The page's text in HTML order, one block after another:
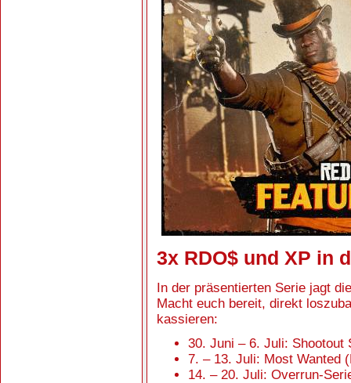
3x RDO$ und XP in
In der präsentierten Serie jagt
Macht euch bereit, direkt
kassieren:
30. Juni – 6. Juli: Shootout
7. – 13. Juli: Most Wanted
14. – 20. Juli: Overrun-